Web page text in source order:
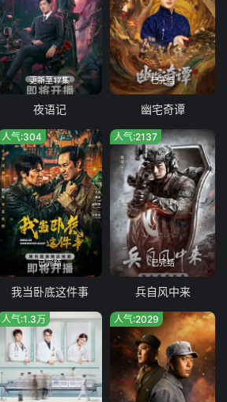
更新至17集
夜语记
已完结
幽宅奇谭
已完结
人气:304
我当卧底这件事
已完结
人气:2137
兵自风中来
人气:1.3万 人气:2029